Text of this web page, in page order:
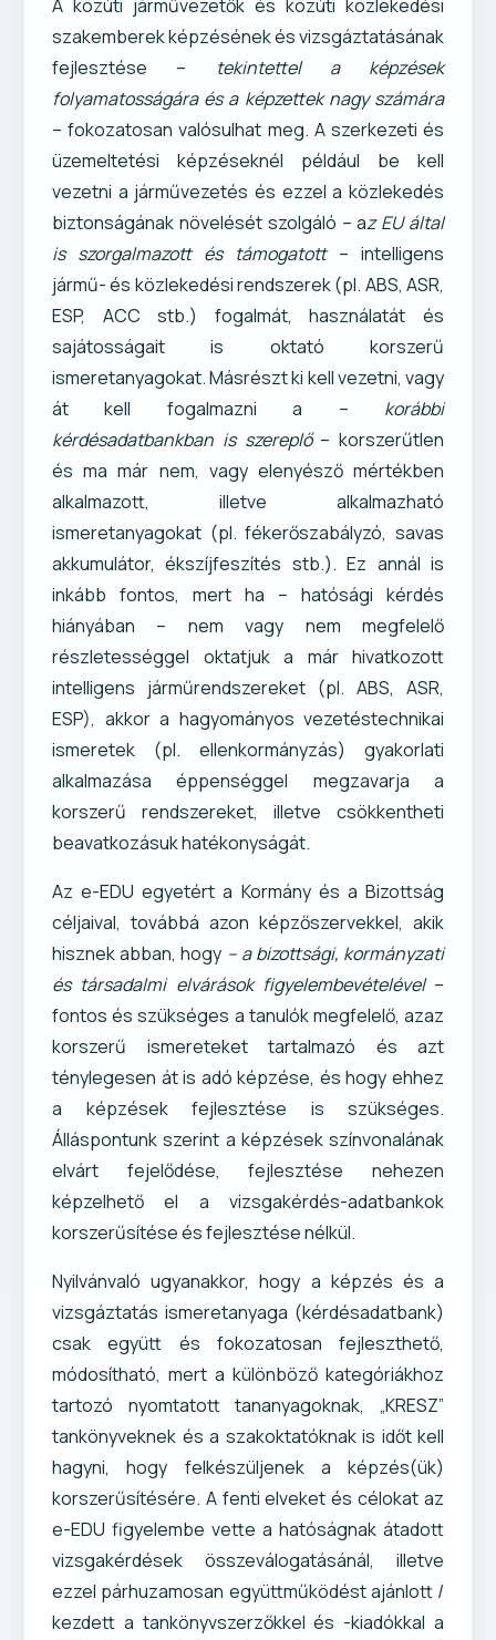
A közúti járművezetők és közúti közlekedési
szakemberek képzésének és vizsgáztatásának
fejlesztése –
tekintettel a képzések
folyamatosságára és a képzettek nagy számára
– fokozatosan valósulhat meg. A szerkezeti és
üzemeltetési képzéseknél például be kell
vezetni a járművezetés és ezzel a közlekedés
biztonságának növelését szolgáló – az EU által
is szorgalmazott és támogatott– intelligens
jármű- és közlekedési rendszerek (pl. ABS, ASR,
ESP, ACC stb.) fogalmát, használatát és
sajátosságait is oktató korszerű
ismeretanyagokat. Másrészt ki kell vezetni, vagy
át kell fogalmazni a – korábbi
kérdésadatbankban is szereplő– korszerűtlen
és ma már nem, vagy elenyésző mértékben
alkalmazott, illetve alkalmazható
ismeretanyagokat (pl. fékerőszabályzó, savas
akkumulátor, ékszíjfeszítés stb.). Ez annál is
inkább fontos, mert ha – hatósági kérdés
hiányában – nem vagy nem megfelelő
részletességgel oktatjuk a már hivatkozott
intelligens járműrendszereket (pl. ABS, ASR,
ESP), akkor a hagyományos vezetéstechnikai
ismeretek (pl. ellenkormányzás) gyakorlati
alkalmazása éppenséggel megzavarja a
korszerű rendszereket, illetve csökkentheti
beavatkozásuk hatékonyságát.
Az e-EDU egyetért a Kormány és a Bizottság
céljaival, továbbá azon képzőszervekkel, akik
hisznek abban, hogy – a bizottsági, kormányzati
és társadalmi elvárások figyelembevételével–
fontos és szükséges a tanulók megfelelő, azaz
korszerű ismereteket tartalmazó és azt
ténylegesen át is adó képzése, és hogy ehhez
a képzések fejlesztése is szükséges.
Álláspontunk szerint a képzések színvonalának
elvárt fejelődése, fejlesztése nehezen
képzelhető el a vizsgakérdés-adatbankok
korszerűsítése és fejlesztése nélkül.
Nyilvánvaló ugyanakkor, hogy a képzés és a
vizsgáztatás ismeretanyaga (kérdésadatbank)
csak együtt és fokozatosan fejleszthető,
módosítható, mert a különböző kategóriákhoz
tartozó nyomtatott tananyagoknak, „KRESZ”
tankönyveknek és a szakoktatóknak is időt kell
hagyni, hogy felkészüljenek a képzés(ük)
korszerűsítésére. A fenti elveket és célokat az
e-EDU figyelembe vette a hatóságnak átadott
vizsgakérdések összeválogatásánál, illetve
ezzel párhuzamosan együttműködést ajánlott /
kezdett a tankönyvszerzőkkel és -kiadókkal a